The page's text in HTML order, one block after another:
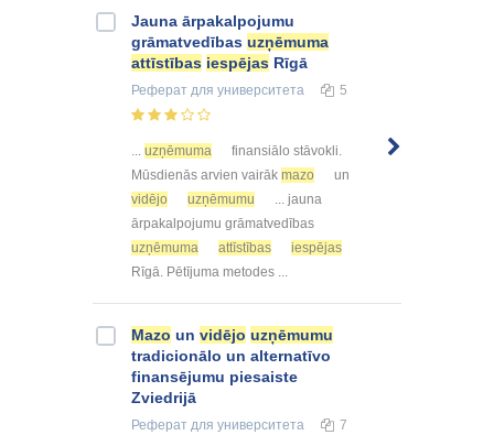
Jauna ārpakalpojumu
grāmatvedības uzņēmuma
attīstības iespējas Rīgā
Реферат для университета 5
... uzņēmuma
finansiālo stāvokli.
Mūsdienās arvien vairāk mazo
un
vidējo
uzņēmumu
... jauna
ārpakalpojumu grāmatvedības
uzņēmuma
attīstības
iespējas
Rīgā. Pētījuma metodes ...
Mazo un vidējo uzņēmumu
tradicionālo un alternatīvo
finansējumu piesaiste
Zviedrijā
Реферат для университета 7